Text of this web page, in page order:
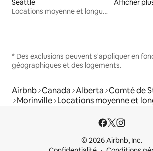
Seattle
Locations moyenne et longue durée
Afficher
* Des exclusions peuvent s'appliquer en
géographiques et des logements.
Airbnb Canada Alberta Comté de
Morinville Locations moyenne et
© 2026 Airbnb, Inc.